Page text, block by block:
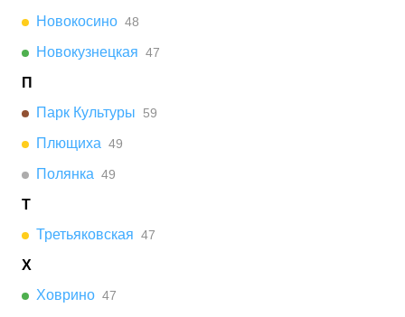
Новокосино 48
Новокузнецкая 47
П
Парк Культуры
59
Плющиха 49
Полянка 49
Т
Третьяковская 47
Х
Ховрино 47